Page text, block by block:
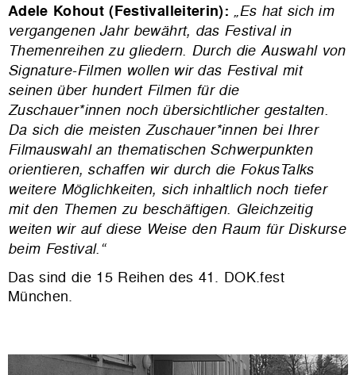
Adele Kohout (Festivalleiterin): „Es hat sich im
vergangenen Jahr bewährt, das Festival in
Themenreihen zu gliedern. Durch die Auswahl von
Signature-Filmen wollen wir das Festival mit
seinen über hundert Filmen für die
Zuschauer*innen noch übersichtlicher gestalten.
Da sich die meisten Zuschauer*innen bei Ihrer
Filmauswahl an thematischen Schwerpunkten
orientieren, schaffen wir durch die FokusTalks
weitere Möglichkeiten, sich inhaltlich noch tiefer
mit den Themen zu beschäftigen. Gleichzeitig
weiten wir auf diese Weise den Raum für Diskurse
beim Festival.“
Das sind die 15 Reihen des 41. DOK.fest
München.